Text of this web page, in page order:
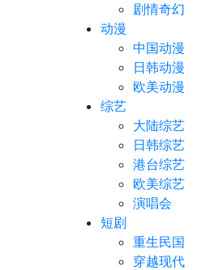
剧情奇幻
动漫
中国动漫
日韩动漫
欧美动漫
综艺
大陆综艺
日韩综艺
港台综艺
欧美综艺
演唱会
短剧
重生民国
穿越现代